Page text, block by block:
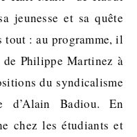
jeunesse et sa quête
tout : au programme, il
Philippe Martinez à
du syndicalisme
d’Alain Badiou. En
chez les étudiants et